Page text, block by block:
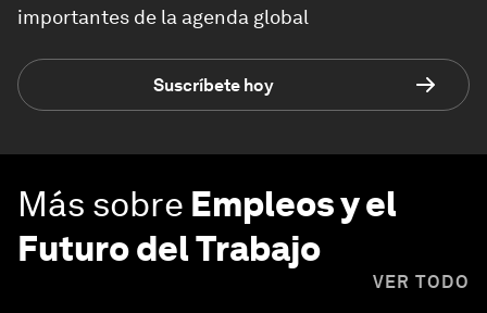
importantes de la agenda global
Suscríbete hoy
Más sobre Empleos y el
Futuro del Trabajo
VER TODO